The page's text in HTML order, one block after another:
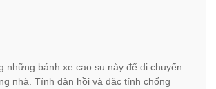
những bánh xe cao su này để di chuyển
nhà. Tính đàn hồi và đặc tính chống